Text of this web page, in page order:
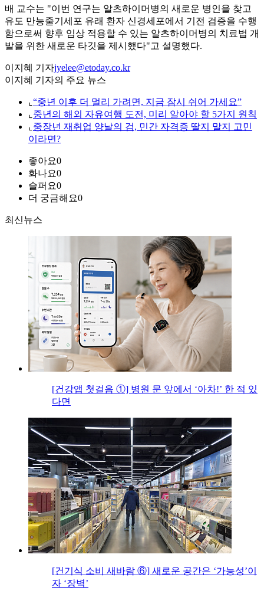
배 교수는 "이번 연구는 알츠하이머병의 새로운 병인을 찾고
유도 만능줄기세포 유래 환자 신경세포에서 기전 검증을 수행
함으로써 향후 임상 적용할 수 있는 알츠하이머병의 치료법 개
발을 위한 새로운 타깃을 제시했다"고 설명했다.
이지혜 기자jyelee@etoday.co.kr
이지혜 기자의 주요 뉴스
⌞ “중년 이후 더 멀리 가려면, 지금 잠시 쉬어 가세요”
⌞ 중년의 해외 자유여행 도전, 미리 알아야 할 5가지 원칙
⌞ 중장년 재취업 양날의 검, 민간 자격증 딸지 말지 고민
이라면?
좋아요0
화나요0
슬퍼요0
더 궁금해요0
최신뉴스
[건강앱 첫걸음 ①] 병원 문 앞에서 ‘아차!’ 한 적 있
다면
[건기식 소비 새바람 ⑥] 새로운 공간은 ‘가능성’이
자 ‘장벽’